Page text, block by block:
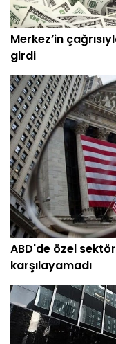
Merkez’in
girdi
ABD'de özel
karşılayamadı